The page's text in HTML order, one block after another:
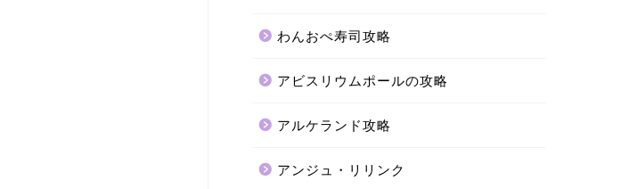
わんおぺ寿司攻略
アビスリウムポールの攻略
アルケランド攻略
アンジュ・リリンク